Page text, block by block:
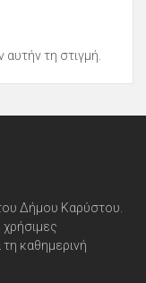
τη στιγμή.
Δήμου Καρύστου.
χρήσιμες
τη καθημερινή